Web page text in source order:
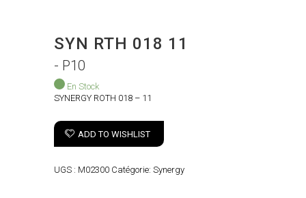
SYN RTH 018 11
- P10
En Stock
SYNERGY ROTH 018 – 11
ADD TO WISHLIST
UGS : M02300 Catégorie: Synergy